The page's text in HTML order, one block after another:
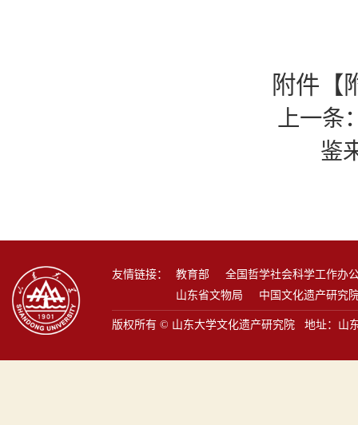
附件【
上一条
鉴
友情链接： 教育部
全国哲学社会科学工作办
山东省文物局
中国文化遗产研究
版权所有 © 山东大学文化遗产研究院 地址：山